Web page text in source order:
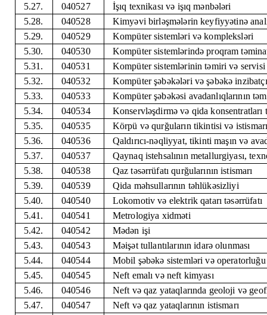
5.27. 040527
İşıq texnikası və işıq mənbələri
5.28.
040528
Kimyəvi birləşmələrin keyfiyyətinə
5.29.
040529
Kompüter sistemləri və kompleksləri
5.30.
040530
Kompüter sistemlərində proqram
5.31.
040531
Kompüter sistemlərinin təmiri və servisi
5.32.
040532
Kompüter şəbəkələri və şəbəkə
5.33.
040533
Kompüter şəbəkəsi avadanlıqlarının
5.34.
040534
Konservləşdirmə və qida konsentratları
5.35.
040535
Körpü və qurğuların tikintisi və
5.36.
040536
Qaldırıcı-nəqliyyat, tikinti maşın və
5.37.
040537
Qaynaq istehsalının metallurgiyası,
5.38.
040538
Qaz təsərrüfatı qurğularının istismarı
5.39.
040539
Qida məhsullarının təhlükəsizliyi
5.40.
040540
Lokomotiv və elektrik qatarı təsərrüfatı
5.41.
040541
Metrologiya xidməti
5.42.
040542
Mədən işi
5.43.
040543
Məişət tullantılarının idarə olunması
5.44.
040544
Mobil şəbəkə sistemləri və operatorluğu
5.45.
040545
Neft emalı və neft kimyası
5.46.
040546
Neft və qaz yataqlarında geoloji və
5.47.
040547
Neft və qaz yataqlarının istismarı